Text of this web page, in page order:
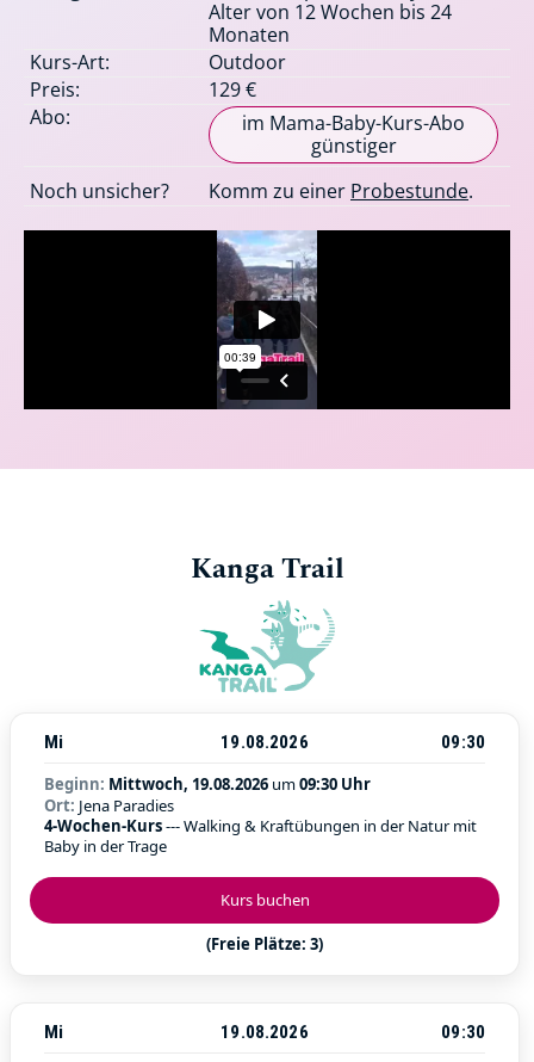
Alter von 12 Wochen bis 24
Monaten
Kurs-Art:
Outdoor
Preis:
129 €
Abo:
im Mama-Baby-Kurs-Abo
günstiger
Noch unsicher?
Komm zu einer Probestunde.
Kanga Trail
Kurs buchen
(Freie Plätze: 3)
Mi 19.08.2026
09:30
Beginn: Mittwoch, 19.08.2026 um09:30 Uhr
Ort: Jena Paradies
4-Wochen-Kurs--- Walking & Kraftübungen in der Natur mit
Baby in der Trage
Mi 19.08.2026
09:30